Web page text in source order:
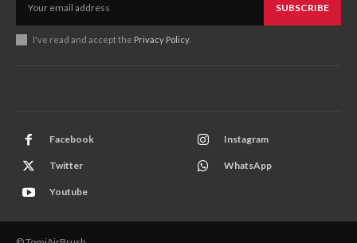
SUBSCRIBE
I've read and accept the Privacy Policy.
Facebook Instagram
Twitter WhatsApp
Youtube